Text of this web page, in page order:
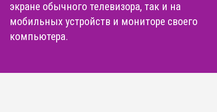
экране обычного телевизора, так и на
мобильных устройств и мониторе своего
компьютера.